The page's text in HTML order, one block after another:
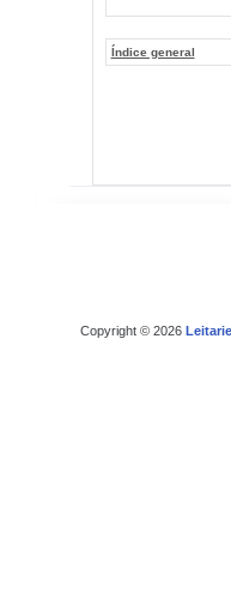
Índice general
Copyright © 2026